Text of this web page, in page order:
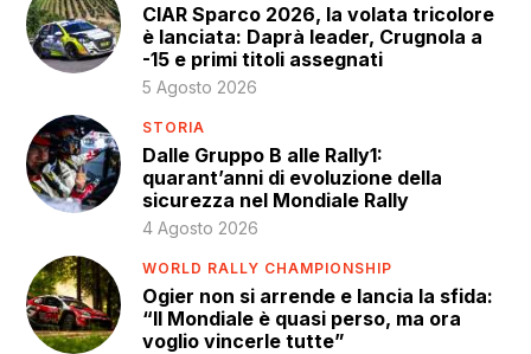
CIAR Sparco 2026, la volata tricolore
è lanciata: Daprà leader, Crugnola a
-15 e primi titoli assegnati
5 Agosto 2026
STORIA
Dalle Gruppo B alle Rally1:
quarant’anni di evoluzione della
sicurezza nel Mondiale Rally
4 Agosto 2026
WORLD RALLY CHAMPIONSHIP
Ogier non si arrende e lancia la sfida:
“Il Mondiale è quasi perso, ma ora
voglio vincerle tutte”